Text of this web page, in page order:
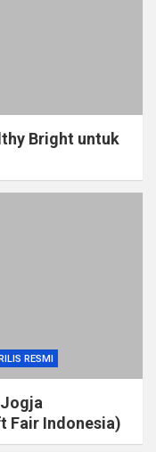
Bright untuk
RESMI
Fair Indonesia)